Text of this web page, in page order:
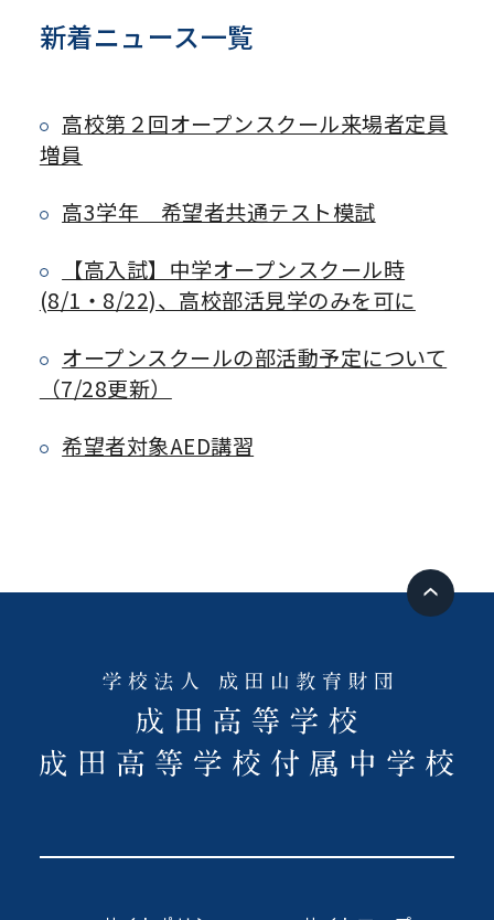
新着ニュース一覧
高校第２回オープンスクール来場者定員
増員
高3学年 希望者共通テスト模試
【高入試】中学オープンスクール時
(8/1・8/22)、高校部活見学のみを可に
オープンスクールの部活動予定について
（7/28更新）
希望者対象AED講習